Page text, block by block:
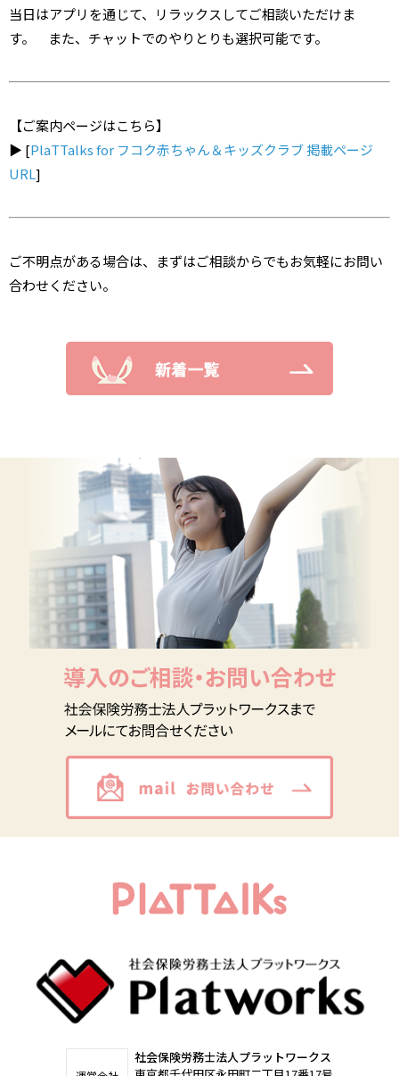
当日はアプリを通じて、リラックスしてご相談いただけま
す。 また、チャットでのやりとりも選択可能です。
【ご案内ページはこちら】
▶︎ [PlaTTalks for フコク赤ちゃん＆キッズクラブ 掲載ページ
URL]
ご不明点がある場合は、まずはご相談からでもお気軽にお問い
合わせください。
社会保険労務士法人プラットワークス